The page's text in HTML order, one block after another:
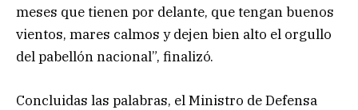
meses que tienen por delante, que tengan buenos
vientos, mares calmos y dejen bien alto el orgullo
del pabellón nacional”, finalizó.
Concluidas las palabras, el Ministro de Defensa